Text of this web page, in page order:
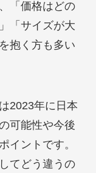
「価格はどの
「サイズが大
抱く方も多い
2023年に日本
可能性や今後
イントです。
てどう違うの